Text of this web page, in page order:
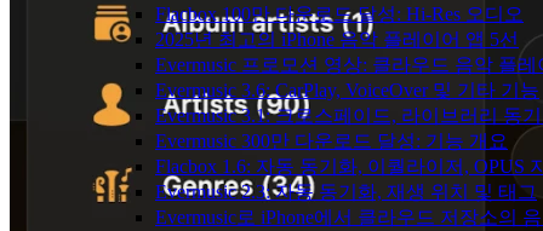
Flacbox 100만 다운로드 달성: Hi-Res 오디오
2025년 최고의 iPhone 음악 플레이어 앱 5선
Evermusic 프로모션 영상: 클라우드 음악 플레
Evermusic 3.6: CarPlay, VoiceOver 및 기타 기능
Evermusic 3.1: 크로스페이드, 라이브러리 동
Evermusic 300만 다운로드 달성: 기능 개요
Flacbox 1.6: 자동 동기화, 이퀄라이저, OPUS
Evermusic 2.3: 자동 동기화, 재생 위치 및 태그
Evermusic로 iPhone에서 클라우드 저장소의